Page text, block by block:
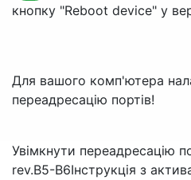
кнопку "Reboot device" у
Для вашого комп'ютера
переадресацію портів!
Увімкнути переадресацію
rev.B5-B6Інструкція з